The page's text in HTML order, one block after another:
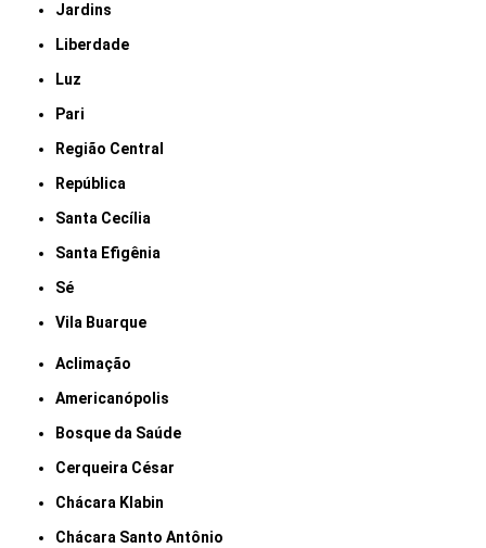
Jardins
Liberdade
Luz
Pari
Região Central
República
Santa Cecília
Santa Efigênia
Sé
Vila Buarque
Aclimação
Americanópolis
Bosque da Saúde
Cerqueira César
Chácara Klabin
Chácara Santo Antônio